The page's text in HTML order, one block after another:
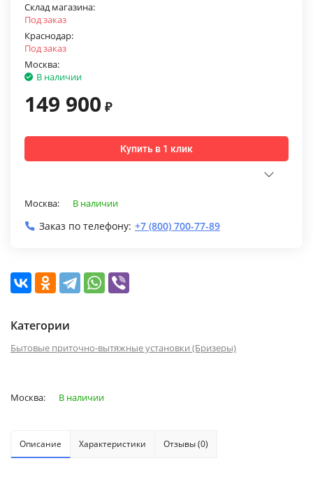
Склад магазина:
Под заказ
Краснодар:
Под заказ
Москва:
В наличии
149 900 ₽
Купить в 1 клик
Москва: В наличии
Заказ по телефону: +7 (800) 700-77-89
Категории
Бытовые приточно-вытяжные установки (Бризеры)
Москва: В наличии
Описание Характеристики Отзывы (0)